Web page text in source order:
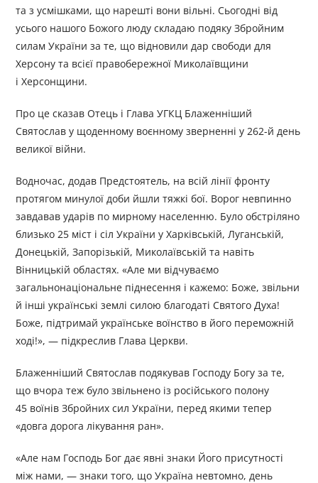
та з усмішками, що нарешті вони вільні. Сьогодні від
усього нашого Божого люду складаю подяку Збройним
силам України за те, що відновили дар свободи для
Херсону та всієї правобережної Миколаївщини
і Херсонщини.
Про це сказав Отець і Глава УГКЦ Блаженніший
Святослав у щоденному воєнному зверненні у 262-й день
великої війни.
Водночас, додав Предстоятель, на всій лінії фронту
протягом минулої доби йшли тяжкі бої. Ворог невпинно
завдавав ударів по мирному населенню. Було обстріляно
близько 25 міст і сіл України у Харківській, Луганській,
Донецькій, Запорізькій, Миколаївській та навіть
Вінницькій областях. «Але ми відчуваємо
загальнонаціональне піднесення і кажемо: Боже, звільни
й інші українські землі силою благодаті Святого Духа!
Боже, підтримай українське воїнство в його переможній
ході!», — підкреслив Глава Церкви.
Блаженніший Святослав подякував Господу Богу за те,
що вчора теж було звільнено із російського полону
45 воїнів Збройних сил України, перед якими тепер
«довга дорога лікування ран».
«Але нам Господь Бог дає явні знаки Його присутності
між нами, — знаки того, що Україна невтомно, день